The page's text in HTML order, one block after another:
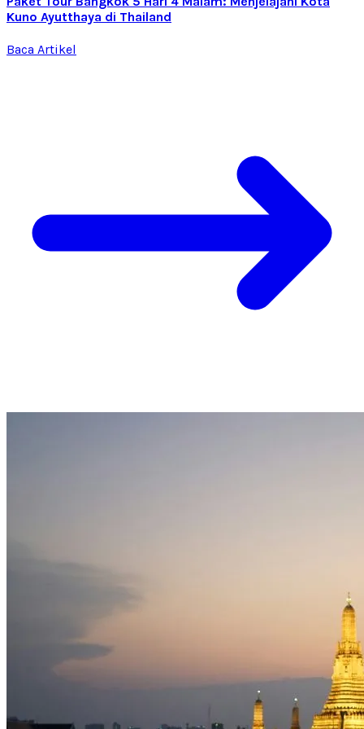
Kuno Ayutthaya di Thailand
Baca Artikel